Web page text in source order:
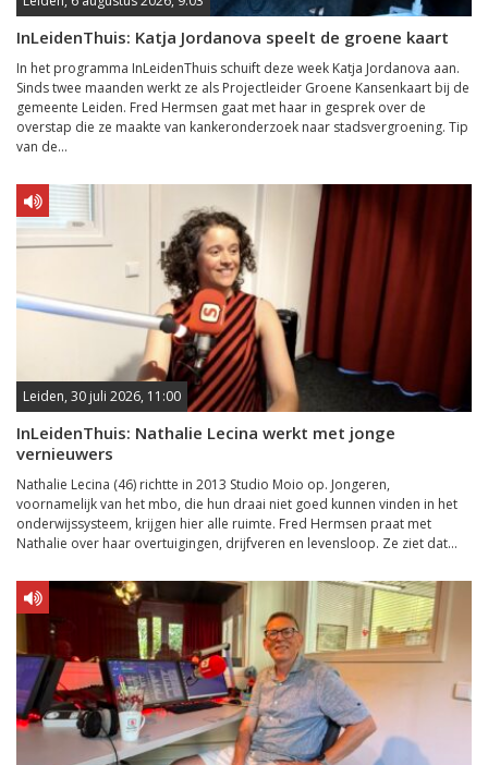
InLeidenThuis: Katja Jordanova speelt de groene kaart
In het programma InLeidenThuis schuift deze week Katja Jordanova aan.
Sinds twee maanden werkt ze als Projectleider Groene Kansenkaart bij de
gemeente Leiden. Fred Hermsen gaat met haar in gesprek over de
overstap die ze maakte van kankeronderzoek naar stadsvergroening. Tip
van de...
Leiden, 30 juli 2026, 11:00
InLeidenThuis: Nathalie Lecina werkt met jonge
vernieuwers
Nathalie Lecina (46) richtte in 2013 Studio Moio op. Jongeren,
voornamelijk van het mbo, die hun draai niet goed kunnen vinden in het
onderwijssysteem, krijgen hier alle ruimte. Fred Hermsen praat met
Nathalie over haar overtuigingen, drijfveren en levensloop. Ze ziet dat...